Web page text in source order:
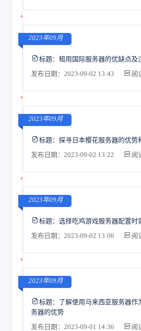
2023年09月
标题： 租用国际服务器的优缺点及
发布日期：2023-09-02 13:43
阅
2023年09月
标题： 探寻日本樱花服务器的优势
发布日期：2023-09-02 13:22
阅
2023年09月
标题： 选择吃鸡游戏服务器配置时
发布日期：2023-09-02 13:06
阅
2023年09月
标题： 了解使用马来西亚服务器作
务器的优势
发布日期：2023-09-01 14:36
阅